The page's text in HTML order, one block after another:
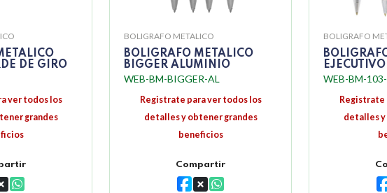
DE GIRO
ver todos los
grandes
BOLIGRAFO METALICO
BOLIGRAFO METALICO
BIGGER ALUMINIO
WEB-BM-BIGGER-AL
Registrate para ver todos los
detalles y obtener grandes
beneficios
Compartir
BOLIGRAFO
WEB-BM-
Registrate
detalles y